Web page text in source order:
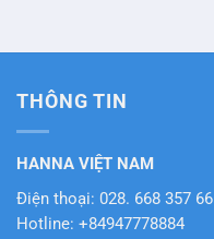
THÔNG TIN
HANNA VIỆT NAM
Điện thoại: 028. 668 357 66
Hotline: +84947778884